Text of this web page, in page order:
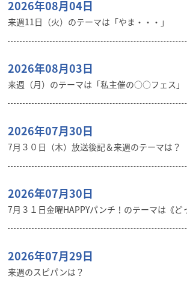
2026年08月04日
来週11日（火）のテーマは「やま・・・」
2026年08月03日
来週（月）のテーマは「私主催の○○フェス」
2026年07月30日
7月３０日（木）放送後記＆来週のテーマは？
2026年07月30日
7月３１日金曜HAPPYパンチ！のテーマは《ど
2026年07月29日
来週のスピパンは？